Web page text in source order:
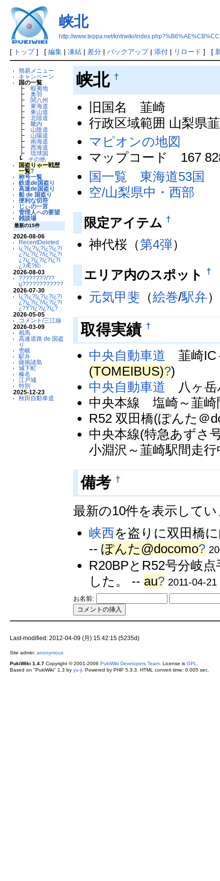
峡北
http://www.teppa.net/kntrwiki/index.php?%B6%AE%CB%CC
[ トップ] [ 編集| 凍結| 差分| バックアップ| 添付| リロード ] [
簡易メニュー
キャンペーン
国の一覧
┣蝦夷地
┣奥羽
┣ 関八州
┣東海道
┣東山道
┣北陸道
┣畿内
┣ 山陰道
┣ 山陽道
┣南海道
┣西海道
┣琉球国
┗ その他
国盗りゃー戦歴
一覧?
称号一覧
鉄道de国盗り
高速de国盗り
船 de 国盗り
便利な切符
じぃの一言
管理人への要望
雑談場
最新の15件
2026-08-06
RecentDeleted
ï¿?ï¿?ï¿?ï¿?ï¿?ï
¿?ï¿?ï¿?/ï¿?ï¿?ï
¿?ï¿?ï¿?ï¿?ï¿?ï
¿?Æ?Ï©
2026-08-03
????????/??
ų????????????
2026-07-30
ï¿?ï¿?ï¿?ï¿?ï¿?ï
¿?ï¿?ï¿?/ï¿?ï¿?ï
¿?Ý?ï¿?ï¿?ï¿?
2026-05-05
コメント/三江線
2026-03-09
相馬
高速道路 de 国盗
り
壱岐
駅弁
薩南諸島
城下町
榛名
江戸城
特別
2025-12-23
秋田自動車道
峡北 †
旧国名 韮崎
行政区域範囲 山梨県
マピオンの地図
マップコード 167
国一覧 東海道53国
空/山梨県中・西部
限定アイテム †
神代桜（第4弾）
エリア内のスポット †
元気甲斐 （絵巻/駅弁）
取得実績 †
中央自動車道 韮崎IC
(TOMEIBUS)?)
中央自動車道 八ヶ岳
中央本線 塩崎～韮
R52 双田橋(ぽんた＠
中央本線(特急あずさ
小淵沢～韮崎駅間走
備考 †
最新の10件を表示して
峡西を盗りに双田橋
--ぽんた@docomo?
R20BPとR52号分岐
した。 -- au? 2011-04-
お名前:
Last-modified: 2012-04-09 (月) 15:42:15 (5235d)
Site admin: anonymous
PukiWiki 1.4.7Copyright © 2001-2006 PukiWiki Developers Team. License is GPL
Based on "PukiWiki" 1.3 by yu-ji. Powered by PHP 5.3.3. HTML convert time: 0.005 sec.